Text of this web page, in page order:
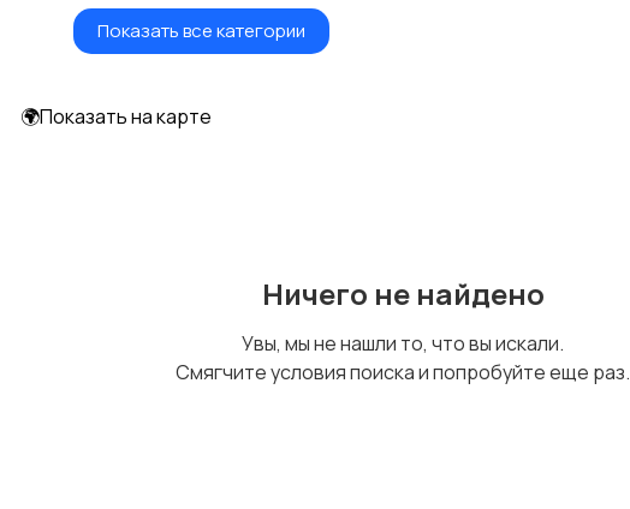
Ремонт техники
Показать все категории
🌍Показать на карте
Ничего не найдено
Увы, мы не нашли то, что вы искали.
Смягчите условия поиска и попробуйте еще раз.